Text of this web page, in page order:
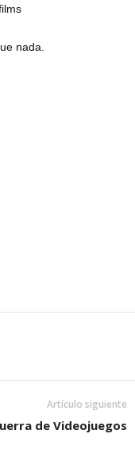
nada.
Artículo siguiente
de Videojuegos